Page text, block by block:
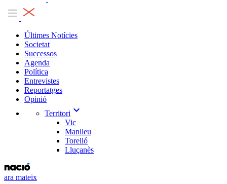
Últimes Notícies
Societat
Successos
Agenda
Política
Entrevistes
Reportatges
Opinió
Territori expand_more
Vic
Manlleu
Torelló
Lluçanès
ara mateix